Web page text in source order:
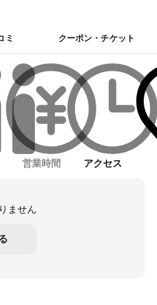
ミ クーポン・チケット
営業時間 アクセス
ません